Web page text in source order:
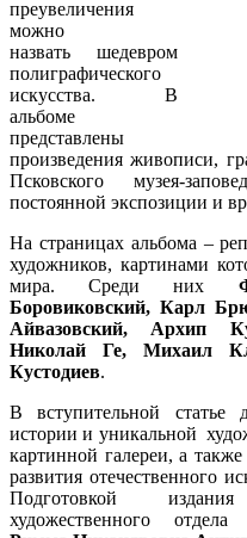
преувеличения
можно
назвать шедевром
полиграфического
искусства. В
альбоме
представлены
произведения живописи,
Псковского музея-
постоянной экспозиции и
На страницах альбома –
художников, картинами
мира. Среди них
Боровиковский, Карл
Айвазовский, Архип
Николай Ге, Михаил
Кустодиев.
В вступительной статье
истории и уникальной
картинной галереи, а
развития отечественного
Подготовкой
художественного отдела